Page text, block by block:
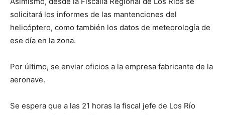
solicitará los informes de las mantenciones del
helicóptero, como también los datos de meteorología de
ese día en la zona.
Por último, se enviar oficios a la empresa fabricante de la
aeronave.
Se espera que a las 21 horas la fiscal jefe de Los Río